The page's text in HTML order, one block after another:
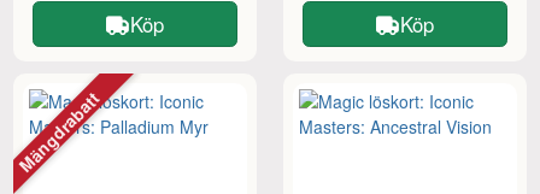
Köp Köp
Mängdrabatt